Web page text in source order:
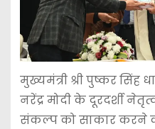
मुख्यमंत्री श्री पुष्कर सिंह
नरेंद्र मोदी के दूरदर्शी
संकल्प को साकार करने